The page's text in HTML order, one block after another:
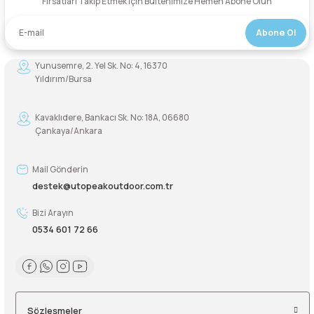
Sele Altı Çanta
Abone Ol
Yunusemre, 2. Yel Sk. No: 4, 16370
Yıldırım/Bursa
Kavaklıdere, Bankacı Sk. No: 18A, 06680
Çankaya/Ankara
Mail Gönderin
destek@utopeakoutdoor.com.tr
Bizi Arayın
0534 601 72 66
Sözleşmeler